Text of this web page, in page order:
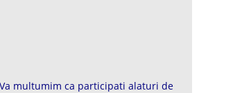
multumim ca participati alaturi de